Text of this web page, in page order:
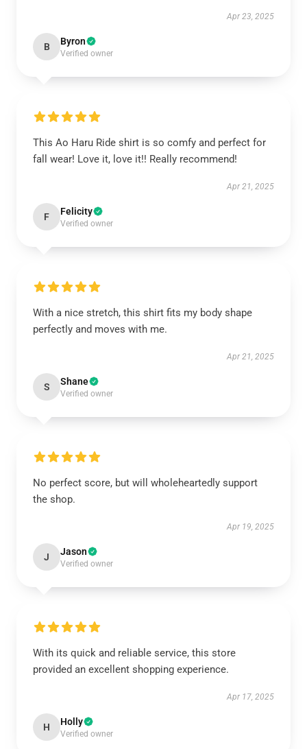
Apr 23, 2025
B Byron
Verified owner
This Ao Haru Ride shirt is so comfy and perfect for
fall wear! Love it, love it!! Really recommend!
Apr 21, 2025
F Felicity
Verified owner
With a nice stretch, this shirt fits my body shape
perfectly and moves with me.
Apr 21, 2025
S Shane
Verified owner
No perfect score, but will wholeheartedly support
the shop.
Apr 19, 2025
J Jason
Verified owner
With its quick and reliable service, this store
provided an excellent shopping experience.
Apr 17, 2025
H Holly
Verified owner